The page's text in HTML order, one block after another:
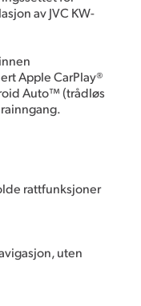
av JVC KW-
Apple CarPlay®
Auto™ (trådløs
rattfunksjoner
uten